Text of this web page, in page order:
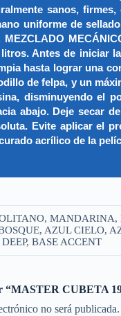
sanos,
uniforme de
Antes de iniciar
hasta lograr una
de felpa, y un
disminuyendo el
abajo. Deje secar
Evite aplicar el
acrílico de la
MANDARINA,
AZUL CIELO,
BASE ACCENT
“MASTER CUBETA
no será publicada.